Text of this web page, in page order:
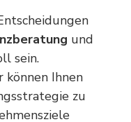
und
sein.
können Ihnen
zu